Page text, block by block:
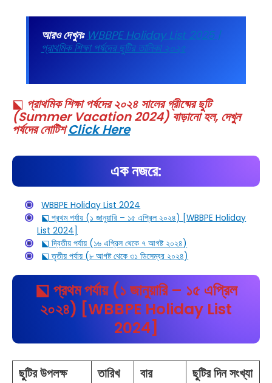
আরও দেখুনঃ WBBPE Holiday List 2025 |
প্রাথমিক শিক্ষা পর্ষদের ছুটির তালিকা ২০২৫
⬕ প্রাথমিক শিক্ষা পর্ষদের ২০২৪ সালের গ্রীষ্মের ছুটি
(Summer Vacation 2024) বাড়ানো হল, দেখুন
পর্ষদের নোটিশClick Here
এক নজরে:
WBBPE Holiday List 2024
⬕ প্রথম পর্যায় (১ জানুয়ারি – ১৫ এপ্রিল ২০২৪) [WBBPE Holiday
List 2024]
⬕ দ্বিতীয় পর্যায় (১৬ এপ্রিল থেকে ৭ আগষ্ট ২০২৪)
⬕ তৃতীয় পর্যায় (৮ আগষ্ট থেকে ৩১ ডিসেম্বর ২০২৪)
⬕ প্রথম পর্যায় (১ জানুয়ারি – ১৫ এপ্রিল
২০২৪) [WBBPE Holiday List
2024]
ছুটির উপলক্ষ তারিখ বার ছুটির দিন সংখ্যা